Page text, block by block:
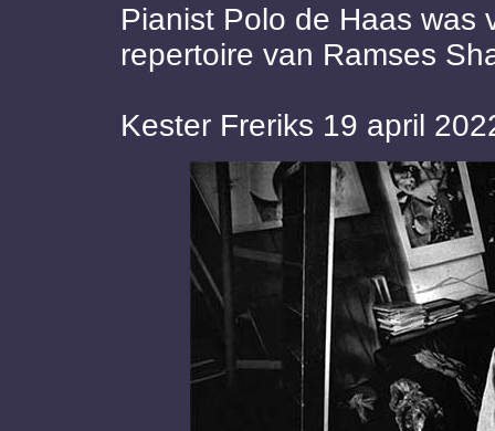
Pianist Polo de Haas was
repertoire van Ramses
Kester Freriks 19 april